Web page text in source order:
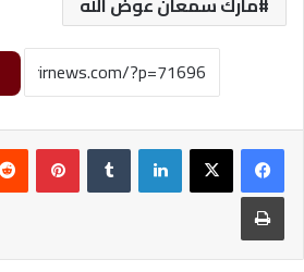
لينكدإن بينتيريست
طباعة